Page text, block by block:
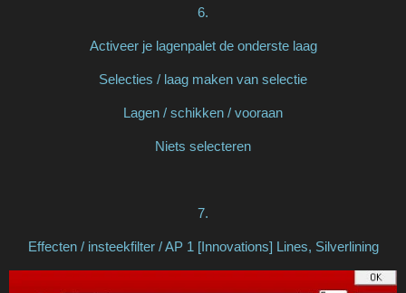
6.
Activeer je lagenpalet de onderste laag
Selecties / laag maken van selectie
Lagen / schikken / vooraan
Niets selecteren
7.
Effecten / insteekfilter / AP 1 [Innovations] Lines, Silverlining